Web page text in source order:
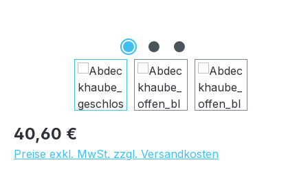
Regulärer Preis:
40,60 €
Preise exkl. MwSt. zzgl. Versandkosten